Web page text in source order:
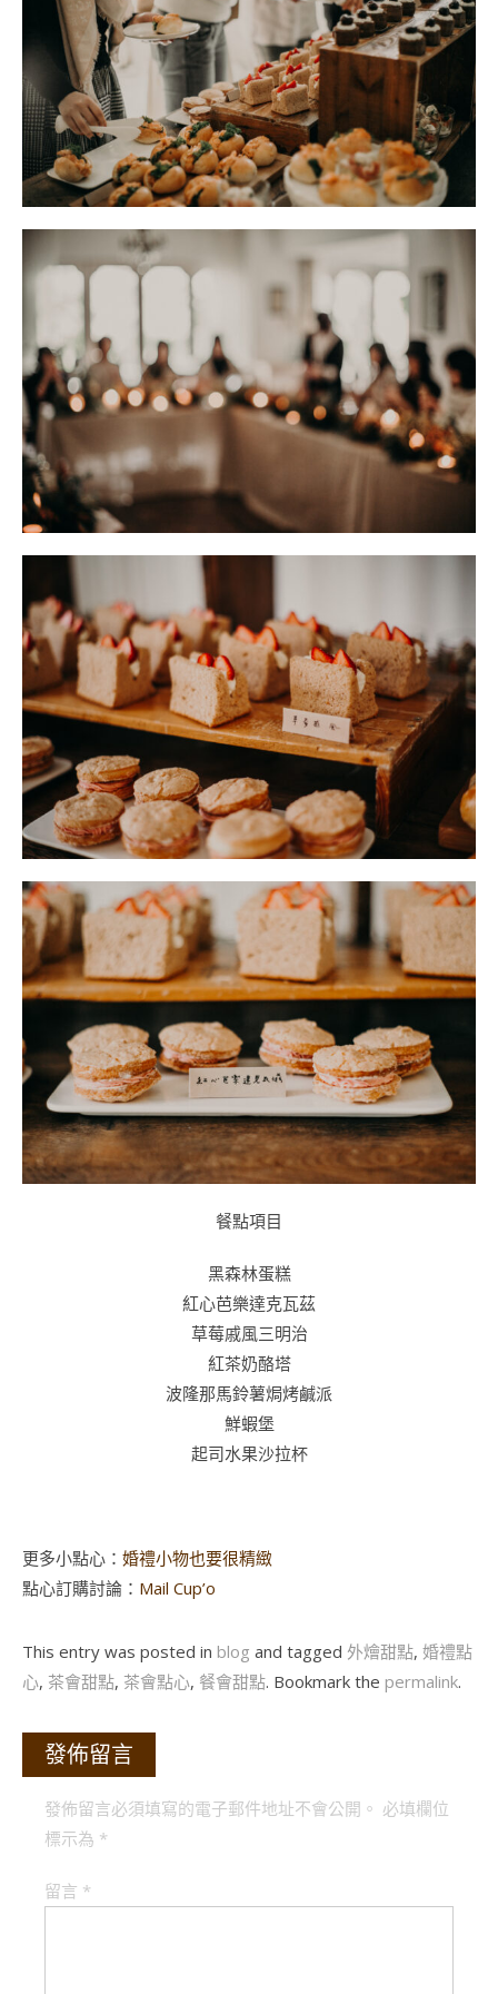
餐點項目
黑森林蛋糕
紅心芭樂達克瓦茲
草莓戚風三明治
紅茶奶酪塔
波隆那馬鈴薯焗烤鹹派
鮮蝦堡
起司水果沙拉杯
更多小點心： 婚禮小物也要很精緻
點心訂購討論： Mail Cup’o
This entry was posted in blog and tagged 外燴甜點, 婚禮點
心, 茶會甜點, 茶會點心, 餐會甜點. Bookmark the permalink.
發佈留言
發佈留言必須填寫的電子郵件地址不會公開。 必填欄位
標示為 *
留言 *